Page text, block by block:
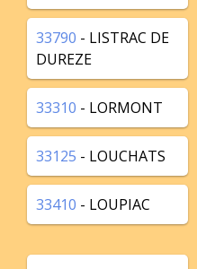
33790 - LISTRAC DE
DUREZE
33310 - LORMONT
33125 - LOUCHATS
33410 - LOUPIAC